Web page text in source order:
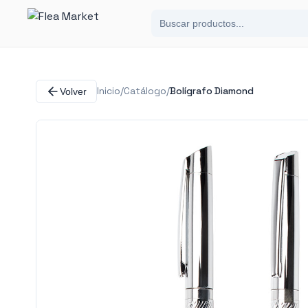
Volver Inicio/Catálogo/Bolígrafo Diamond